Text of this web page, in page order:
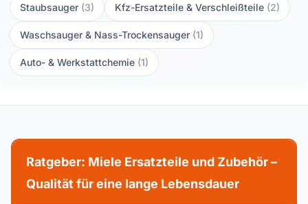
Staubsauger (3) Kfz-Ersatzteile & Verschleißteile (2)
Waschsauger & Nass-Trockensauger (1)
Auto- & Werkstattchemie (1)
Ratgeber: Miele Ersatzteile und Zubehör –
Qualität für eine lange Lebensdauer